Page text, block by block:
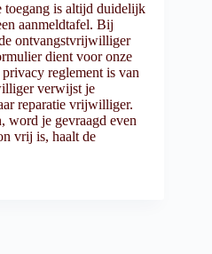
toegang is altijd duidelijk
aanmeldtafel. Bij
ontvangstvrijwilliger
dient voor onze
reglement is van
verwijst je
reparatie vrijwilliger.
word je gevraagd even
vrij is, haalt de